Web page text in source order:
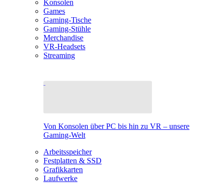
Konsolen
Games
Gaming-Tische
Gaming-Stühle
Merchandise
VR-Headsets
Streaming
Von Konsolen über PC bis hin zu VR – unsere
Gaming-Welt
Arbeitsspeicher
Festplatten & SSD
Grafikkarten
Laufwerke